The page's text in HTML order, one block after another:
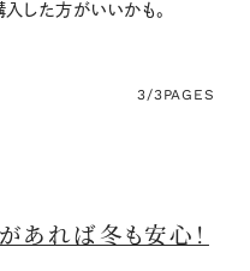
した方がいいかも。
3/3PAGES
あれば冬も安心！